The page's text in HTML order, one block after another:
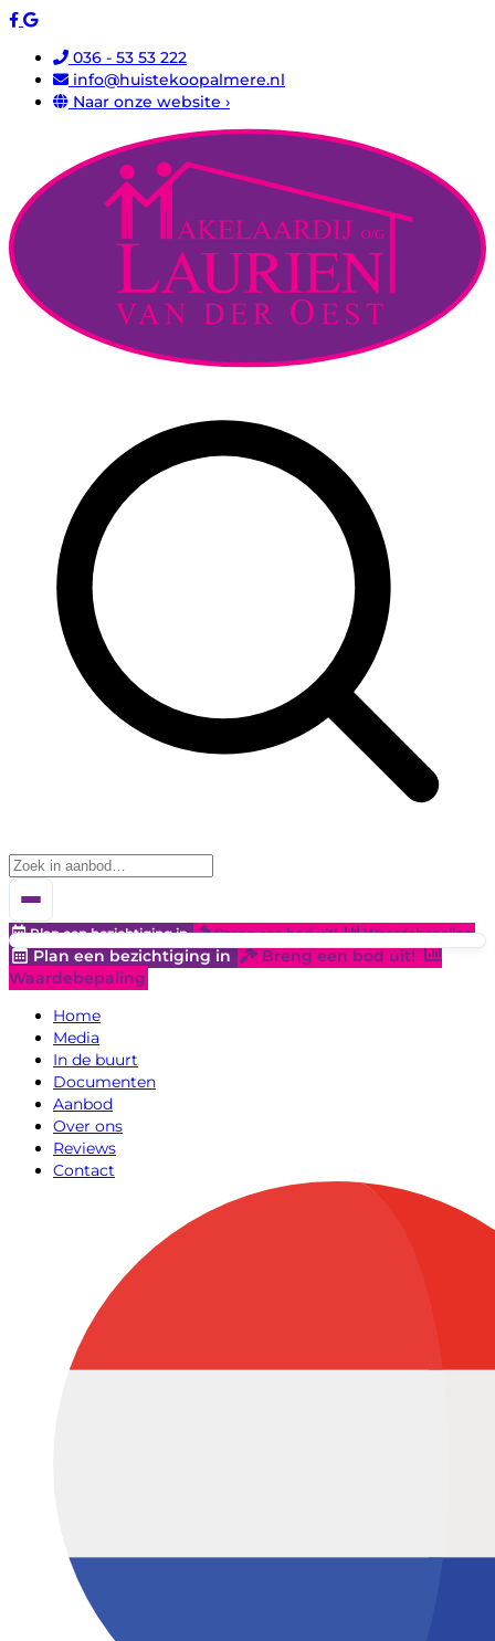
036 - 53 53 222
info@huistekoopalmere.nl
Naar onze website ›
Plan een bezichtiging in Breng een bod uit! Waardebepaling
Plan een bezichtiging in
Breng een bod uit!
Waardebepaling
Home
Media
In de buurt
Documenten
Aanbod
Over ons
Reviews
Contact